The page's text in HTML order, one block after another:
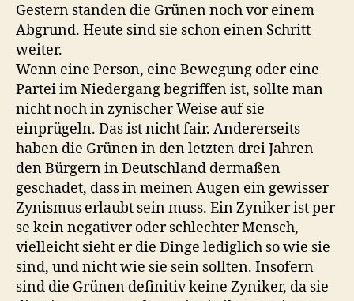
Gestern standen die Grünen noch vor einem
Abgrund. Heute sind sie schon einen Schritt
weiter.
Wenn eine Person, eine Bewegung oder eine
Partei im Niedergang begriffen ist, sollte man
nicht noch in zynischer Weise auf sie
einprügeln. Das ist nicht fair. Andererseits
haben die Grünen in den letzten drei Jahren
den Bürgern in Deutschland dermaßen
geschadet, dass in meinen Augen ein gewisser
Zynismus erlaubt sein muss. Ein Zyniker ist per
se kein negativer oder schlechter Mensch,
vielleicht sieht er die Dinge lediglich so wie sie
sind, und nicht wie sie sein sollten. Insofern
sind die Grünen definitiv keine Zyniker, da sie